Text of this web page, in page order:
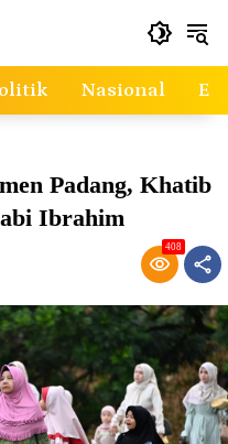
Nasional
Padang, Khatib
Ibrahim
408